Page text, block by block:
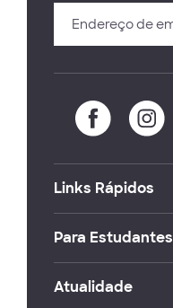
Links Rápidos
Para Estudantes
Atualidade